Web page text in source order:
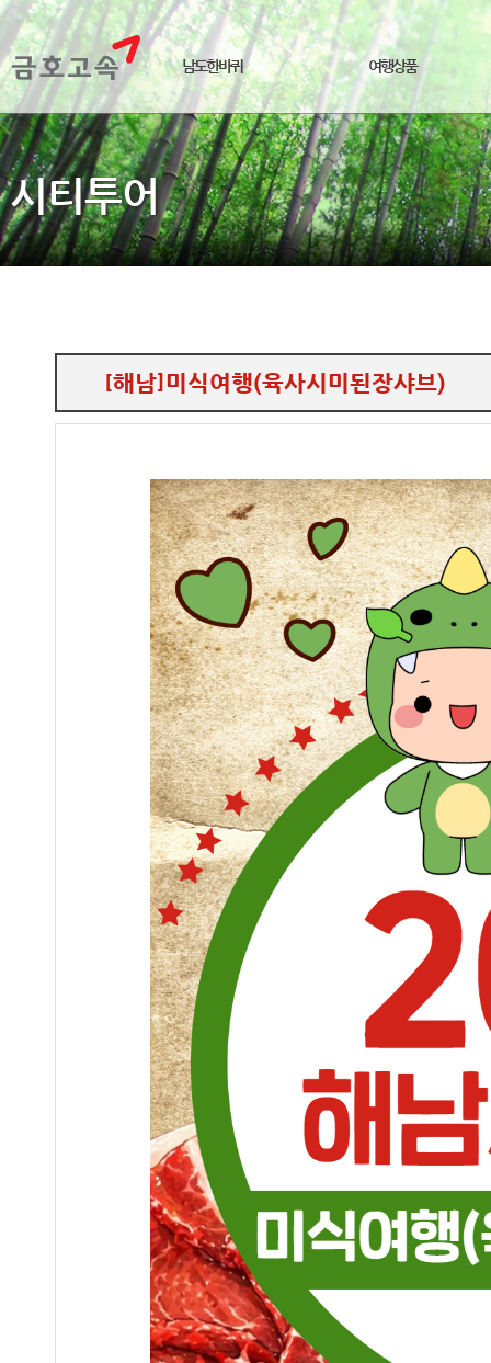
남도한바퀴 여행상품
시티투어
[해남]미식여행(육사시미된장샤브)